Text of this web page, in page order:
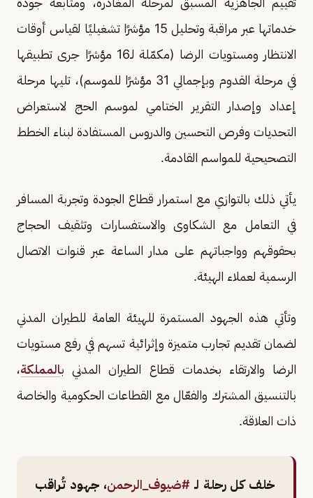
خدماتها عبر مراقبة وتحليل 15 مؤشرًا تشغيليًا لقياس أوقات
الانتظار ومستويات الرضا (مكمّلة لـ16 مؤشرًا جرى تطبيقها
في مرحلة القدوم وبإجمالي 31 مؤشرًا للموسم)، تليها مرحلة
إعداد وإصدار التقرير الختامي لموسم الحج لاستعراض
التحديات وفرص التحسين والدروس المستفادة لبناء الخطط
التصحيحية للمواسم القادمة.
يأتي ذلك بالتوازي مع استمرار قطاع الجودة وتجربة المسافر
في التعامل مع الشكاوى والاستفسارات وتثقيف الحجاج
بحقوقهم وواجباتهم على مدار الساعة عبر قنوات الاتصال
الرسمية لعملاء الهيئة.
وتأتي هذه الجهود المستمرة للهيئة العامة للطيران المدني
لضمان تقديم تجارب متميزة وإثرائية تسهم في رفع مستويات
الرضا والارتقاء بخدمات قطاع الطيران المدني بالمملكة،
بالتنسيق المشترك والفعّال مع القطاعات الحكومية والخاصة
ذات العلاقة.
خلف كل رحلة لـ #ضيوف_الرحمن، جهود تُراقب